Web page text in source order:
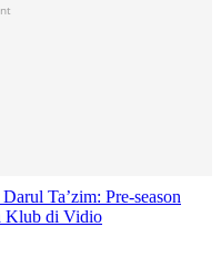
Ta’zim: Pre-season
Klub di Vidio